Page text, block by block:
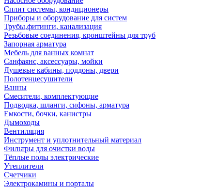
Сплит системы, кондиционеры
Приборы и оборудование для систем
Трубы,фитинги, канализация
Резьбовые соединения, кронштейны для труб
Запорная арматура
Мебель для ванных комнат
Санфаянс, аксессуары, мойки
Душевые кабины, поддоны, двери
Полотенцесушители
Ванны
Смесители, комплектующие
Подводка, шланги, сифоны, арматура
Емкости, бочки, канистры
Дымоходы
Вентиляция
Инструмент и уплотнительный материал
Фильтры для очистки воды
Тёплые полы электрические
Утеплители
Счетчики
Электрокамины и порталы